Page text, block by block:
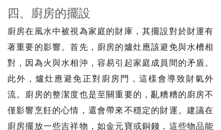
四、廚房的擺設
廚房在風水中被視為家庭的財庫，其擺設對於財運有
著重要的影響。首先，廚房的爐灶應該避免與水槽相
對，因為火與水相沖，容易引起家庭成員間的矛盾。
此外，爐灶應避免正對廚房門，這樣會導致財氣外
流。廚房的整潔度也是至關重要的，亂糟糟的廚房不
僅影響烹飪的心情，還會帶來不穩定的財運。建議在
廚房擺放一些吉祥物，如金元寶或銅錢，這些物品能